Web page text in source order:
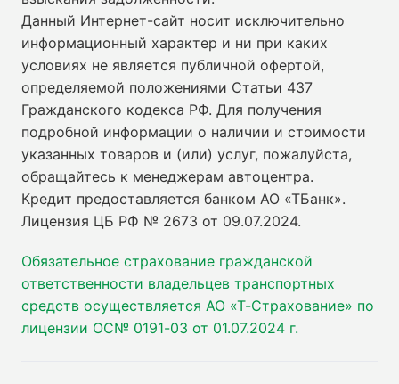
Данный Интернет-сайт носит исключительно
информационный характер и ни при каких
условиях не является публичной офертой,
определяемой положениями Статьи 437
Гражданского кодекса РФ. Для получения
подробной информации о наличии и стоимости
указанных товаров и (или) услуг, пожалуйста,
обращайтесь к менеджерам автоцентра.
Кредит предоставляется банком АО «ТБанк».
Лицензия ЦБ РФ № 2673 от 09.07.2024.
Обязательное страхование гражданской
ответственности владельцев транспортных
средств осуществляется АО «Т-Страхование» по
лицензии ОС№ 0191-03 от 01.07.2024 г.